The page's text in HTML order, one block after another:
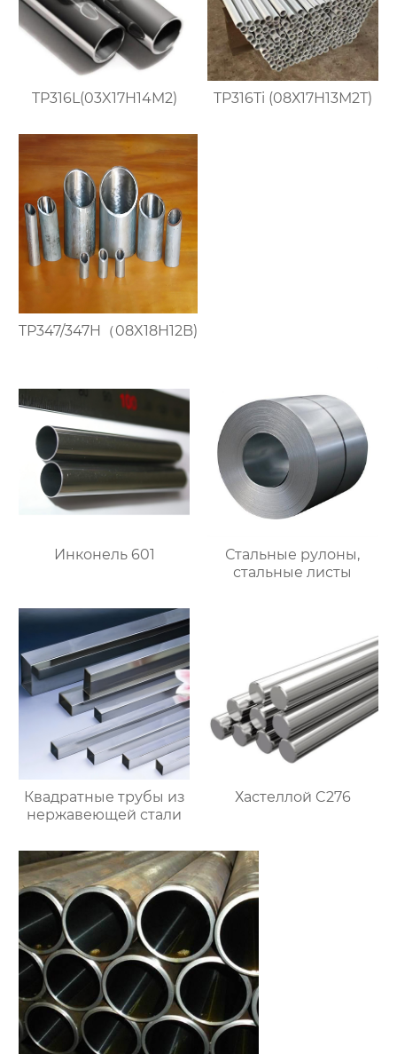
TP316L(03X17H14M2) TP316Ti (08Х17Н13М2Т)
TP347/347H（08X18H12B)
Инконель 601
Стальные рулоны,
стальные листы
Квадратные трубы из
нержавеющей стали
Хастеллой C276